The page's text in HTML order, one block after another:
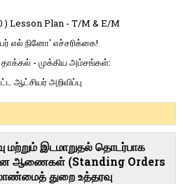
) Lesson Plan - T/M & E/M
எல் நினோ' எச்சரிக்கை!
- முக்கிய அம்சங்கள்:
ஆட்சியர் அறிவிப்பு
மற்றும் இடமாறுதல் தொடர்பாக
ஆணைகள் (Standing Orders
துறை உத்தரவு